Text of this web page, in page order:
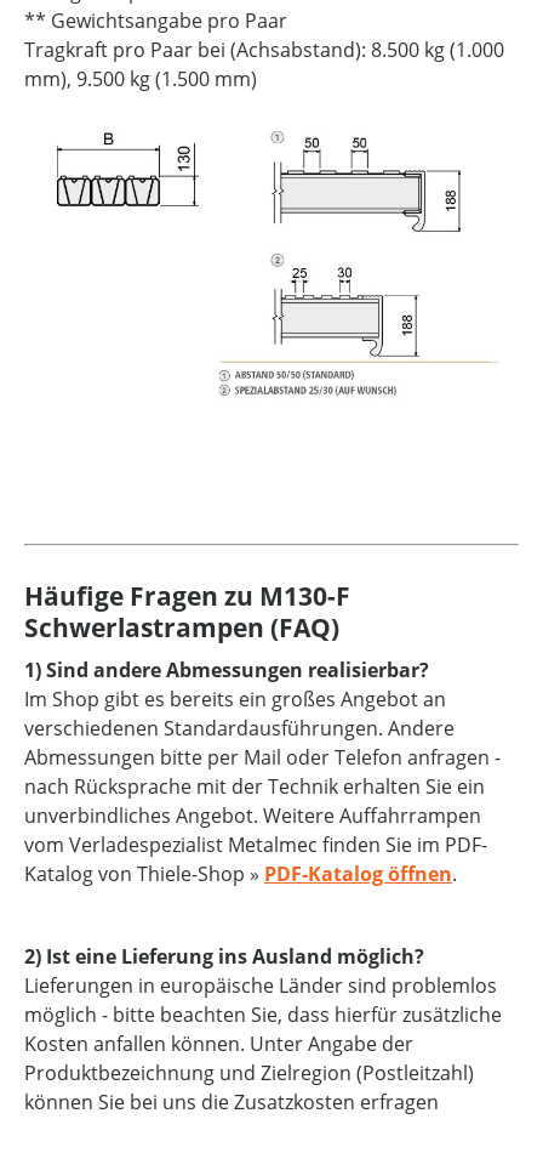
** Gewichtsangabe pro Paar
Tragkraft pro Paar bei (Achsabstand): 8.500 kg (1.000
mm), 9.500 kg (1.500 mm)
Häufige Fragen zu M130-F
Schwerlastrampen (FAQ)
1) Sind andere Abmessungen realisierbar?
Im Shop gibt es bereits ein großes Angebot an
verschiedenen Standardausführungen. Andere
Abmessungen bitte per Mail oder Telefon anfragen -
nach Rücksprache mit der Technik erhalten Sie ein
unverbindliches Angebot. Weitere Auffahrrampen
vom Verladespezialist Metalmec finden Sie im PDF-
Katalog von Thiele-Shop » PDF-Katalog öffnen.
2) Ist eine Lieferung ins Ausland möglich?
Lieferungen in europäische Länder sind problemlos
möglich - bitte beachten Sie, dass hierfür zusätzliche
Kosten anfallen können. Unter Angabe der
Produktbezeichnung und Zielregion (Postleitzahl)
können Sie bei uns die Zusatzkosten erfragen